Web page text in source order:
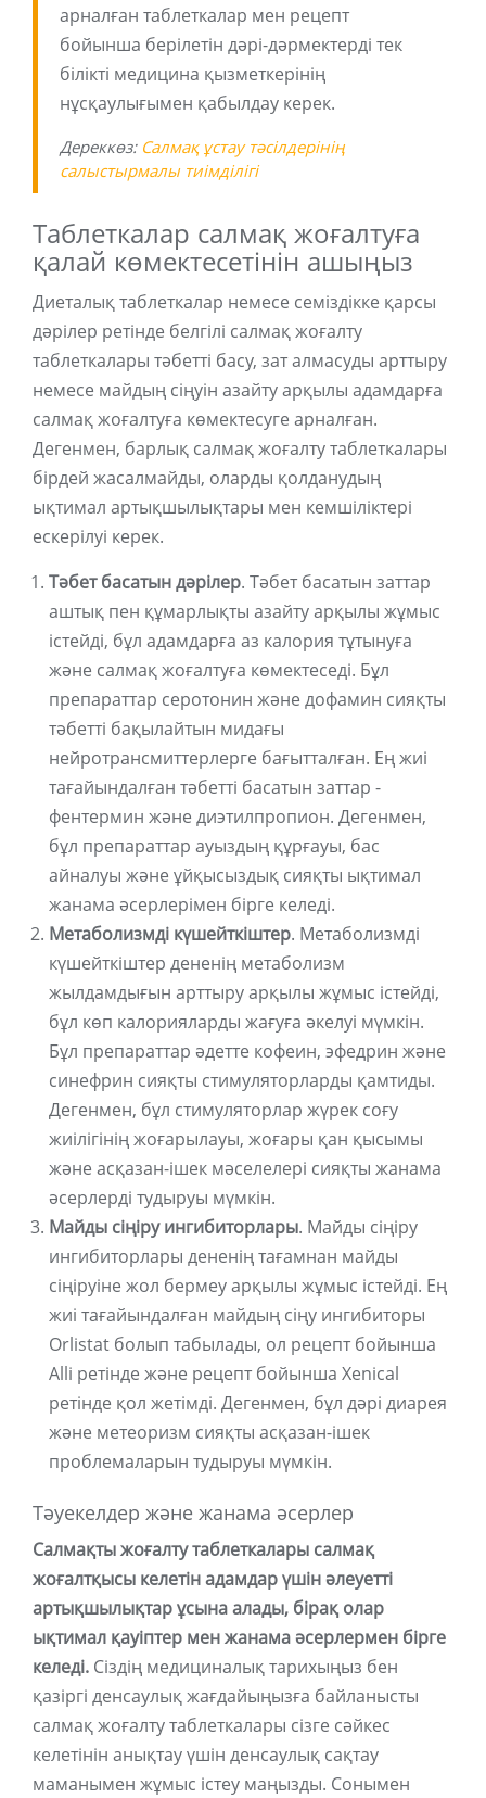
арналған таблеткалар мен рецепт
бойынша берілетін дәрі-дәрмектерді тек
білікті медицина қызметкерінің
нұсқаулығымен қабылдау керек.
Дереккөз: Салмақ ұстау тәсілдерінің
салыстырмалы тиімділігі
Таблеткалар салмақ жоғалтуға
қалай көмектесетінін ашыңыз
Диеталық таблеткалар немесе семіздікке қарсы
дәрілер ретінде белгілі салмақ жоғалту
таблеткалары тәбетті басу, зат алмасуды арттыру
немесе майдың сіңуін азайту арқылы адамдарға
салмақ жоғалтуға көмектесуге арналған.
Дегенмен, барлық салмақ жоғалту таблеткалары
бірдей жасалмайды, оларды қолданудың
ықтимал артықшылықтары мен кемшіліктері
ескерілуі керек.
Тәбет басатын дәрілер. Тәбет басатын заттар
аштық пен құмарлықты азайту арқылы жұмыс
істейді, бұл адамдарға аз калория тұтынуға
және салмақ жоғалтуға көмектеседі. Бұл
препараттар серотонин және дофамин сияқты
тәбетті бақылайтын мидағы
нейротрансмиттерлерге бағытталған. Ең жиі
тағайындалған тәбетті басатын заттар -
фентермин және диэтилпропион. Дегенмен,
бұл препараттар ауыздың құрғауы, бас
айналуы және ұйқысыздық сияқты ықтимал
жанама әсерлерімен бірге келеді.
Метаболизмді күшейткіштер. Метаболизмді
күшейткіштер дененің метаболизм
жылдамдығын арттыру арқылы жұмыс істейді,
бұл көп калорияларды жағуға әкелуі мүмкін.
Бұл препараттар әдетте кофеин, эфедрин және
синефрин сияқты стимуляторларды қамтиды.
Дегенмен, бұл стимуляторлар жүрек соғу
жиілігінің жоғарылауы, жоғары қан қысымы
және асқазан-ішек мәселелері сияқты жанама
әсерлерді тудыруы мүмкін.
Майды сіңіру ингибиторлары. Майды сіңіру
ингибиторлары дененің тағамнан майды
сіңіруіне жол бермеу арқылы жұмыс істейді. Ең
жиі тағайындалған майдың сіңу ингибиторы
Orlistat болып табылады, ол рецепт бойынша
Alli ретінде және рецепт бойынша Xenical
ретінде қол жетімді. Дегенмен, бұл дәрі диарея
және метеоризм сияқты асқазан-ішек
проблемаларын тудыруы мүмкін.
Тәуекелдер және жанама әсерлер
Салмақты жоғалту таблеткалары салмақ
жоғалтқысы келетін адамдар үшін әлеуетті
артықшылықтар ұсына алады, бірақ олар
ықтимал қауіптер мен жанама әсерлермен бірге
келеді. Сіздің медициналық тарихыңыз бен
қазіргі денсаулық жағдайыңызға байланысты
салмақ жоғалту таблеткалары сізге сәйкес
келетінін анықтау үшін денсаулық сақтау
маманымен жұмыс істеу маңызды. Сонымен